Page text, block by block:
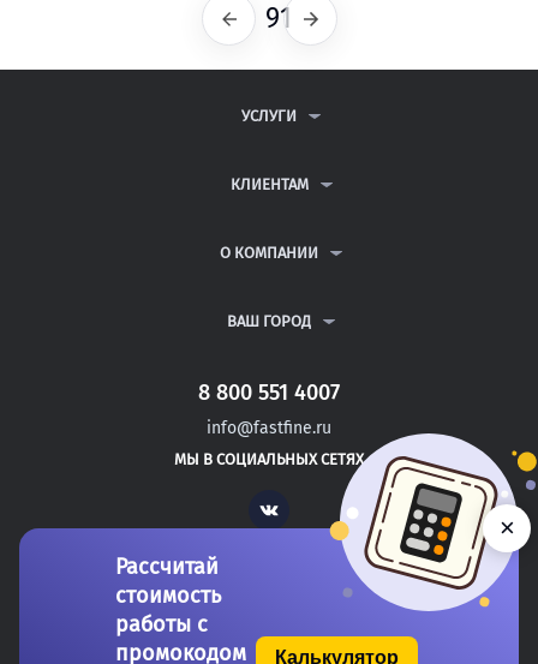
Предыдущая
91 Следующая
УСЛУГИ
ДИПЛОМНЫЕ РАБОТЫ
РЕФЕРАТЫ
КЛИЕНТАМ
ВОПРОСЫ И ОТВЕТЫ
ПОЛИТИКА КОНФИДЕНЦИАЛЬНОСТИ
О КОМПАНИИ
КОНТАКТЫ
ВАШ ГОРОД
САНКТ-ПЕТЕРБУРГ
ЧАЙКОВСКИЙ
ЧЕРЕПОВЕЦ
8 800 551 4007
info@fastfine.ru
МЫ В СОЦИАЛЬНЫХ СЕТЯХ
Vk
Рассчитай
стоимость
работы с
промокодом
Калькулятор
×